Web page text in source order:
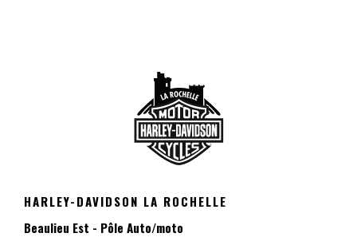
HARLEY-DAVIDSON LA ROCHELLE
Beaulieu Est - Pôle Auto/moto